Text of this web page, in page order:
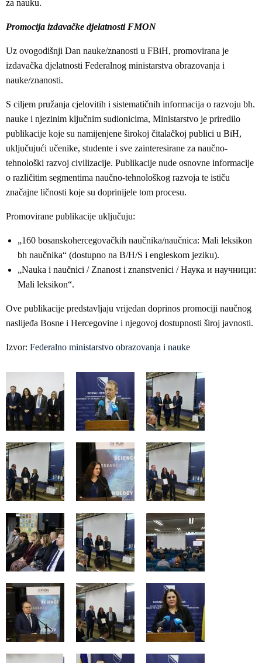
za nauku.
Promocija izdavačke djelatnosti FMON
Uz ovogodišnji Dan nauke/znanosti u FBiH, promovirana je
izdavačka djelatnosti Federalnog ministarstva obrazovanja i
nauke/znanosti.
S ciljem pružanja cjelovitih i sistematičnih informacija o razvoju bh.
nauke i njezinim ključnim sudionicima, Ministarstvo je priredilo
publikacije koje su namijenjene širokoj čitalačkoj publici u BiH,
uključujući učenike, studente i sve zainteresirane za naučno-
tehnološki razvoj civilizacije. Publikacije nude osnovne informacije
o različitim segmentima naučno-tehnološkog razvoja te ističu
značajne ličnosti koje su doprinijele tom procesu.
Promovirane publikacije uključuju:
„160 bosanskohercegovačkih naučnika/naučnica: Mali leksikon
bh naučnika“ (dostupno na B/H/S i engleskom jeziku).
„Nauka i naučnici / Znanost i znanstvenici / Наука и научници:
Mali leksikon“.
Ove publikacije predstavljaju vrijedan doprinos promociji naučnog
naslijeđa Bosne i Hercegovine i njegovoj dostupnosti široj javnosti.
Izvor: Federalno ministarstvo obrazovanja i nauke